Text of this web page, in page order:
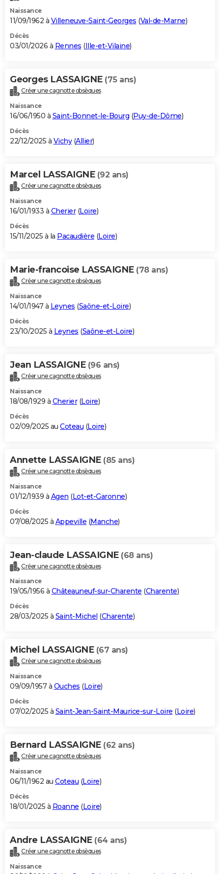
Naissance
11/09/1962 à Villeneuve-Saint-Georges (Val-de-Marne)
Décès
03/01/2026 à Rennes (Ille-et-Vilaine)
Georges LASSAIGNE (75 ans)
Créer une cagnotte obsèques
Naissance
16/06/1950 à Saint-Bonnet-le-Bourg (Puy-de-Dôme)
Décès
22/12/2025 à Vichy(Allier)
Marcel LASSAIGNE (92 ans)
Créer une cagnotte obsèques
Naissance
16/01/1933 à Cherier(Loire)
Décès
15/11/2025 à la Pacaudière (Loire)
Marie-francoise LASSAIGNE (78 ans)
Créer une cagnotte obsèques
Naissance
14/01/1947 à Leynes (Saône-et-Loire)
Décès
23/10/2025 à Leynes (Saône-et-Loire)
Jean LASSAIGNE (96 ans)
Créer une cagnotte obsèques
Naissance
18/08/1929 à Cherier(Loire)
Décès
02/09/2025 au Coteau (Loire)
Annette LASSAIGNE (85 ans)
Créer une cagnotte obsèques
Naissance
01/12/1939 à Agen (Lot-et-Garonne)
Décès
07/08/2025 à Appeville (Manche)
Jean-claude LASSAIGNE (68 ans)
Créer une cagnotte obsèques
Naissance
19/05/1956 à Châteauneuf-sur-Charente (Charente)
Décès
28/03/2025 à Saint-Michel (Charente)
Michel LASSAIGNE (67 ans)
Créer une cagnotte obsèques
Naissance
09/09/1957 à Ouches (Loire)
Décès
07/02/2025 à Saint-Jean-Saint-Maurice-sur-Loire (Loire)
Bernard LASSAIGNE (62 ans)
Créer une cagnotte obsèques
Naissance
06/11/1962 au Coteau (Loire)
Décès
18/01/2025 à Roanne (Loire)
Andre LASSAIGNE (64 ans)
Créer une cagnotte obsèques
Naissance